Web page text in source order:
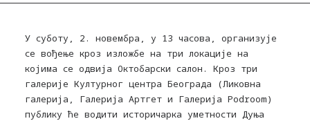
У суботу, 2. новембра, у 13 часова, организује
се вођење кроз изложбе на три локације на
којима се одвија Октобарски салон. Кроз три
галерије Културног центра Београда (Ликовна
галерија, Галерија Артгет и Галерија Podroom)
публику ће водити историчарка уметности Дуња